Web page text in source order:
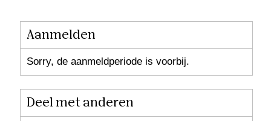
Aanmelden
Sorry, de aanmeldperiode is voorbij.
Deel met anderen